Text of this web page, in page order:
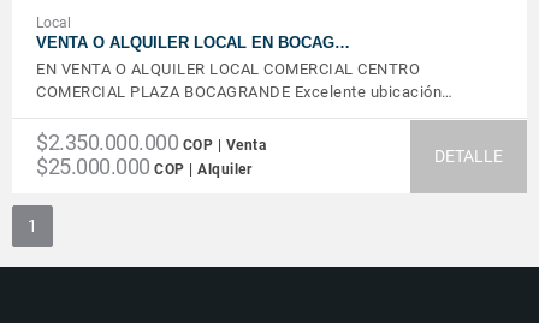
Local
VENTA O ALQUILER LOCAL EN BOCAG…
EN VENTA O ALQUILER LOCAL COMERCIAL CENTRO
COMERCIAL PLAZA BOCAGRANDE Excelente ubicación…
$2.350.000.000 COP | Venta
$25.000.000 COP | Alquiler
DETALLE
1